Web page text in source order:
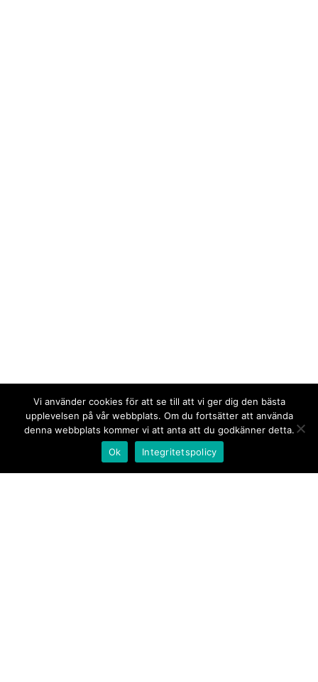
Vi använder cookies för att se till att vi ger dig den bästa
upplevelsen på vår webbplats. Om du fortsätter att använda
denna webbplats kommer vi att anta att du godkänner detta.
Ok
Integritetspolicy